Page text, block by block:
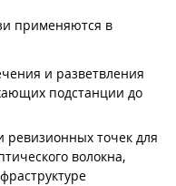
применяются в
и разветвления
подстанции до
точек для
волокна,